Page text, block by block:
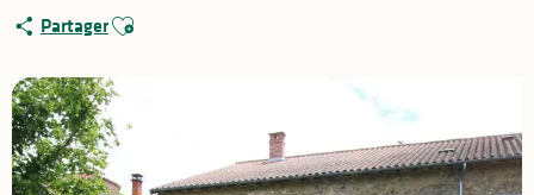
PartagerAjouter aux favoris